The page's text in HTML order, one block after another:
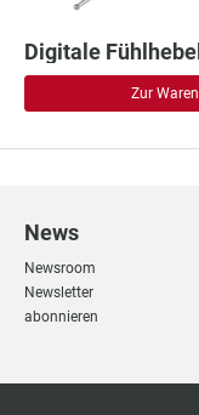
Digitale
Zur
News
Newsroom
Newsletter
abonnieren